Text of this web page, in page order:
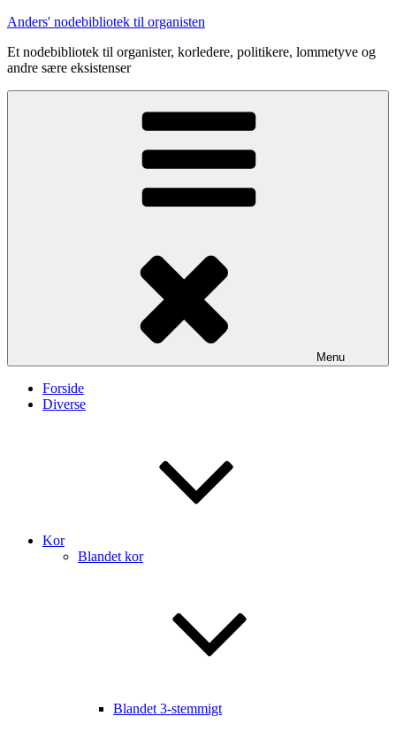
Videre
indhold
Anders' nodebibliotek til organisten
Et nodebibliotek til organister, korledere, politikere, lommetyve og
andre sære eksistenser
Menu
Forside
Diverse
Kor
Blandet kor
Blandet 3-stemmigt